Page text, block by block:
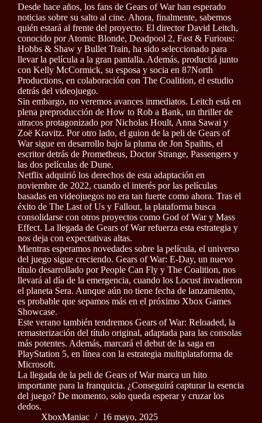
Desde hace años, los fans de Gears of War han esperado
noticias sobre su salto al cine. Ahora, finalmente, sabemos
quién estará al frente del proyecto. El director David Leitch,
conocido por Atomic Blonde, Deadpool 2, Fast & Furious:
Hobbs & Shaw y Bullet Train, ha sido seleccionado para
llevar la película a la gran pantalla. Además, producirá junto
con Kelly McCormick, su esposa y socia en 87North
Productions, en colaboración con The Coalition, el estudio
detrás del videojuego.
Sin embargo, no veremos avances inmediatos. Leitch está en
plena preproducción de How to Rob a Bank, un thriller de
atracos protagonizado por Nicholas Hoult, Anna Sawai y
Zoë Kravitz. Por otro lado, el guion de la peli de Gears of
War sigue en desarrollo bajo la pluma de Jon Spaihts, el
escritor detrás de Prometheus, Doctor Strange, Passengers y
las dos películas de Dune.
Netflix adquirió los derechos de esta adaptación en
noviembre de 2022, cuando el interés por las películas
basadas en videojuegos no era tan fuerte como ahora. Tras el
éxito de The Last of Us y Fallout, la plataforma busca
consolidarse con otros proyectos como God of War y Mass
Effect. La llegada de Gears of War refuerza esta estrategia y
nos deja con expectativas altas.
Mientras esperamos novedades sobre la película, el universo
del juego sigue creciendo. Gears of War: E-Day, un nuevo
título desarrollado por People Can Fly y The Coalition, nos
llevará al día de la emergencia, cuando los Locust invadieron
el planeta Sera. Aunque aún no tiene fecha de lanzamiento,
es probable que sepamos más en el próximo Xbox Games
Showcase.
Este verano también tendremos Gears of War: Reloaded, la
remasterización del título original, adaptada para las consolas
más potentes. Además, marcará el debut de la saga en
PlayStation 5, en línea con la estrategia multiplataforma de
Microsoft.
La llegada de la peli de Gears of War marca un hito
importante para la franquicia. ¿Conseguirá capturar la esencia
del juego? De momento, solo queda esperar y cruzar los
dedos.
XboxManiac
16 mayo, 2025